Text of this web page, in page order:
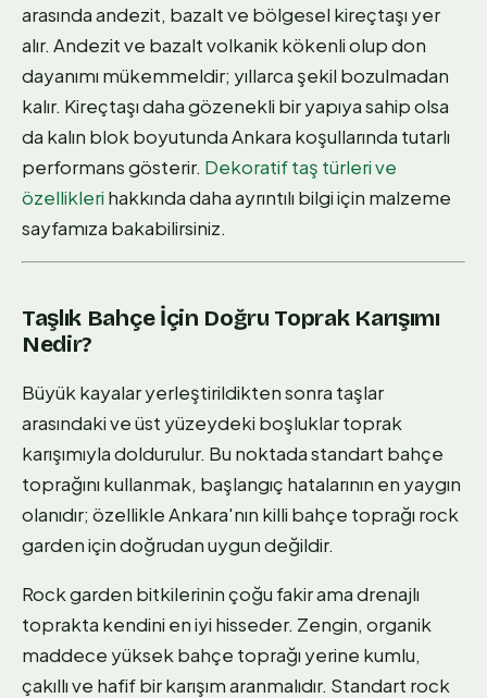
arasında andezit, bazalt ve bölgesel kireçtaşı yer
alır. Andezit ve bazalt volkanik kökenli olup don
dayanımı mükemmeldir; yıllarca şekil bozulmadan
kalır. Kireçtaşı daha gözenekli bir yapıya sahip olsa
da kalın blok boyutunda Ankara koşullarında tutarlı
performans gösterir. Dekoratif taş türleri ve
özellikleri hakkında daha ayrıntılı bilgi için malzeme
sayfamıza bakabilirsiniz.
Taşlık Bahçe İçin Doğru Toprak Karışımı
Nedir?
Büyük kayalar yerleştirildikten sonra taşlar
arasındaki ve üst yüzeydeki boşluklar toprak
karışımıyla doldurulur. Bu noktada standart bahçe
toprağını kullanmak, başlangıç hatalarının en yaygın
olanıdır; özellikle Ankara'nın killi bahçe toprağı rock
garden için doğrudan uygun değildir.
Rock garden bitkilerinin çoğu fakir ama drenajlı
toprakta kendini en iyi hisseder. Zengin, organik
maddece yüksek bahçe toprağı yerine kumlu,
çakıllı ve hafif bir karışım aranmalıdır. Standart rock